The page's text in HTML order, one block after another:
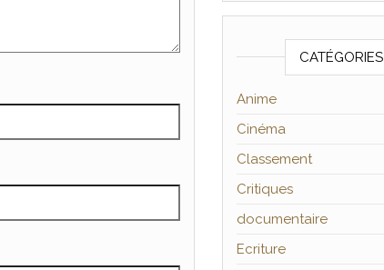
CATÉGORIES
Anime
Cinéma
Classement
Critiques
documentaire
Ecriture